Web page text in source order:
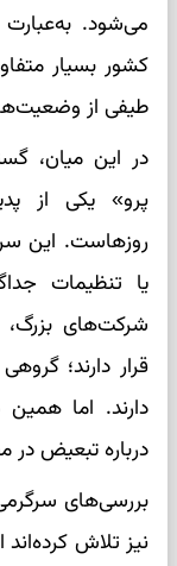
می‌شود. به‌عبارت
کشور بسیار
طیفی از
در این میان،
پرو» یکی از
روزهاست. این
یا تنظیمات
شرکت‌های بزرگ،
قرار دارند؛
دارند. اما
درباره تبعیض
بررسی‌های
نیز تلاش